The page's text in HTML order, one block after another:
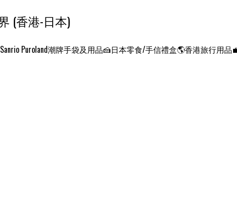
コンクエスト ワールド 征服世界 (香港-日本)
Sanrio Puroland潮牌手袋及用品🍰日本零食/手信禮盒🌎香港旅行用品